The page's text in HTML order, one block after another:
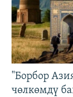
"Борбор
чөлкөмдү